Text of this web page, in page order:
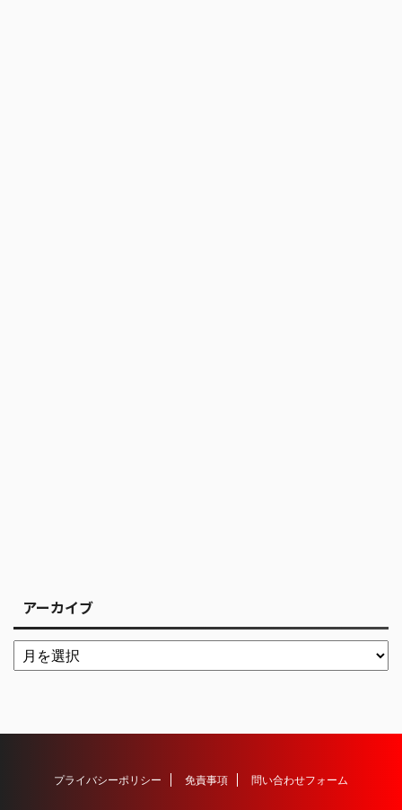
アーカイブ
プライバシーポリシー 免責事項 問い合わせフォーム